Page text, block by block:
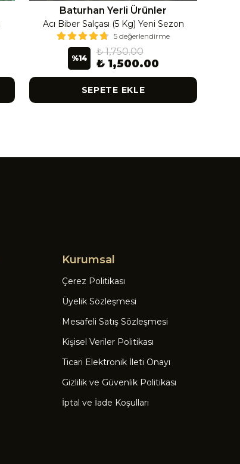
Baturhan Yerli Ürünler
Acı Biber Salçası (5 Kg) Yeni Sezon
5 değerlendirme
%14
₺ 1,750.00
₺ 1,500.00
SEPETE EKLE
Kurumsal
Çerez Politikası
Üyelik Sözleşmesi
Mesafeli Satış Sözleşmesi
Kişisel Veriler Politikası
Ticari Elektronik İleti Onayı
Gizlilik ve Güvenlik Politikası
İptal ve İade Koşulları